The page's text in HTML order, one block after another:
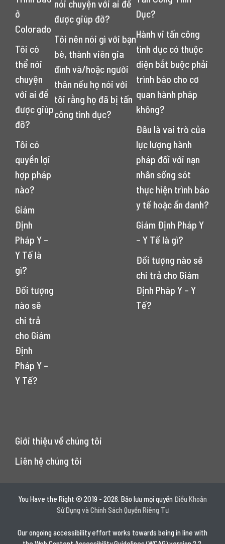
ở
Colorado
Tôi có
thể nói
chuyện
với ai để
được giúp
đỡ?
Tôi có
quyền lợi
hợp pháp
nào?
Giám
Định
Pháp Y –
Y Tế là
gì?
Đối tượng
nào sẽ
chi trả
cho Giám
Định
Pháp Y –
Y Tế?
nói chuyện với ai để
được giúp đỡ?
Tôi nên nói gì với bạn
bè, thành viên gia
đình và/hoặc người
thân nếu họ nói với
tôi rằng họ đã bị tấn
công tình dục?
Dục?
Hành vi tấn công
tình dục có thuộc
diện bắt buộc phải
trình báo cho cơ
quan hành pháp
không?
Đâu là vai trò của
lực lượng hành
pháp đối với nạn
nhân sống sót
thực hiện trình báo
y tế hoặc ẩn danh?
Giám Định Pháp Y
– Y Tế là gì?
Đối tượng nào sẽ
chi trả cho Giám
Định Pháp Y – Y
Tế?
Giới thiệu về chúng tôi
Liên hệ chúng tôi
You Have the Right © 2019 - 2026. Bảo lưu mọi quyền Điều Khoản
Sử Dụng và Chính Sách Quyền Riêng Tư
Our ongoing accessibility effort works towards being in line with